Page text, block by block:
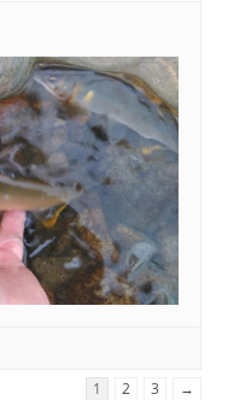
1 2 3 →